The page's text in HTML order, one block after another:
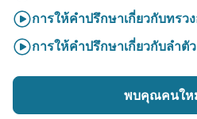
การให้คำปรึกษาเกี่ยวกับทรว
การให้คำปรึกษาเกี่ยวกับลำตั
พบคุณคนให